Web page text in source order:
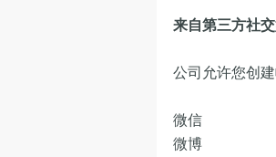
来自第三方社
公司允许您创
微信
微博